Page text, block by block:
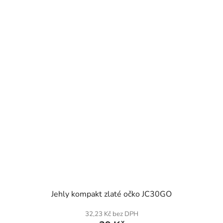
Jehly kompakt zlaté očko JC30GO
32,23 Kč bez DPH